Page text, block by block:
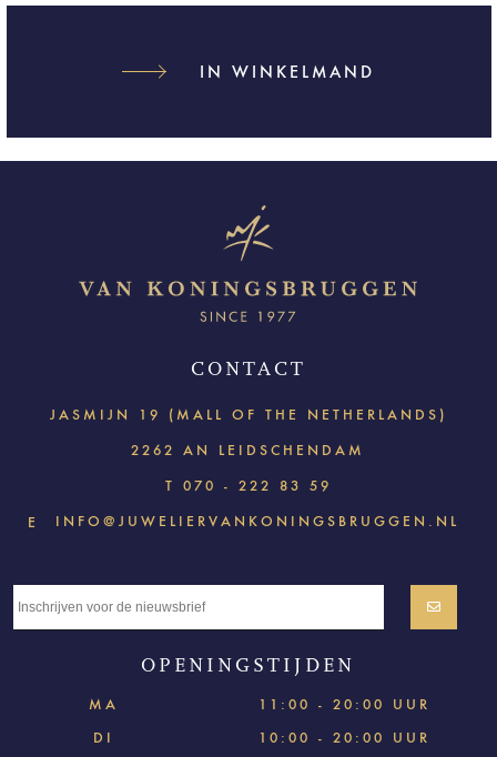
IN WINKELMAND
CONTACT
JASMIJN 19 (MALL OF THE NETHERLANDS)
2262 AN LEIDSCHENDAM
T 070 - 222 83 59
E INFO@JUWELIERVANKONINGSBRUGGEN.NL
OPENINGSTIJDEN
MA
11:00 - 20:00 UUR
DI
10:00 - 20:00 UUR